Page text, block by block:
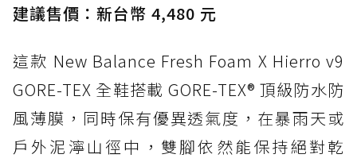
建議售價：新台幣 4,480 元
這款 New Balance Fresh Foam X Hierro v9
GORE-TEX 全鞋搭載 GORE-TEX® 頂級防水防
風薄膜，同時保有優異透氣度，在暴雨天或
戶外泥濘山徑中，雙腳依然能保持絕對乾